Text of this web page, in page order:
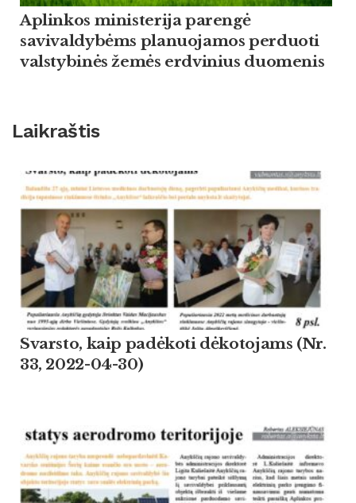
Aplinkos ministerija parengė
savivaldybėms planuojamos perduoti
valstybinės žemės erdvinius duomenis
Laikraštis
Svarsto, kaip padėkoti dėkotojams (Nr.
33, 2022-04-30)